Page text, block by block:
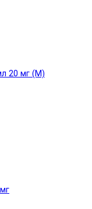
20 мг (М)